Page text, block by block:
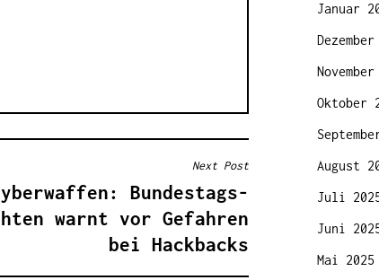
Next Post
Bundestags-
warnt vor Gefahren
bei Hackbacks
Januar
Oktober
August
Juli
Juni
Mai 2025